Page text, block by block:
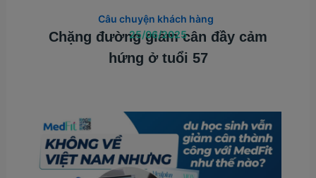
Chặng đường giảm cân đầy cảm
hứng ở tuổi 57
Câu chuyện khách hàng
25/06/2025